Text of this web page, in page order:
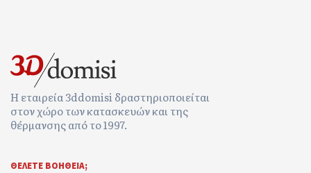
Η εταιρεία 3ddomisi δραστηριοποιείται
στον χώρο των κατασκευών και της
θέρμανσης από το 1997.
ΘΕΛΕΤΕ ΒΟΉΘΕΙΑ;